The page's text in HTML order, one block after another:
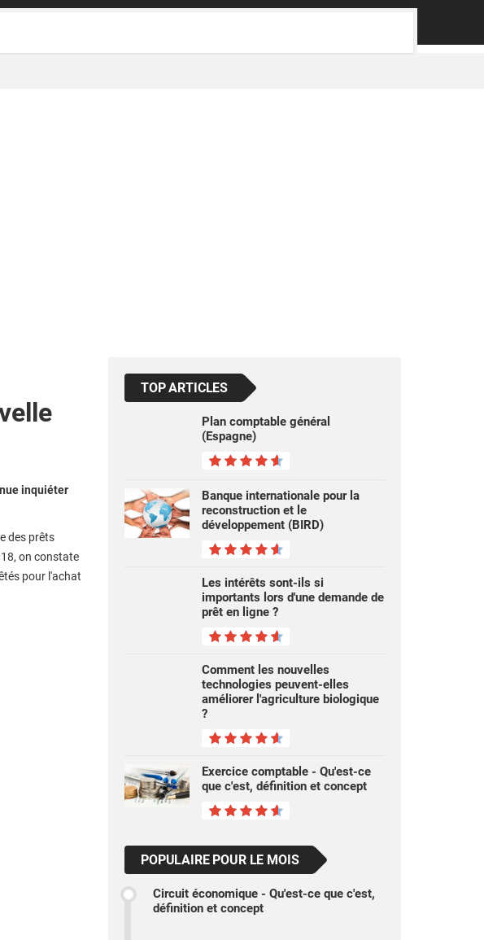
inquiéter
des prêts
on constate
pour l'achat
TOP ARTICLES
Plan comptable général
(Espagne)
Banque internationale pour la
reconstruction et le
développement (BIRD)
Les intérêts sont-ils si
importants lors d'une demande de
prêt en ligne ?
Comment les nouvelles
technologies peuvent-elles
améliorer l'agriculture biologique
?
Exercice comptable - Qu'est-ce
que c'est, définition et concept
POPULAIRE POUR LE MOIS
Circuit économique - Qu'est-ce que c'est,
définition et concept